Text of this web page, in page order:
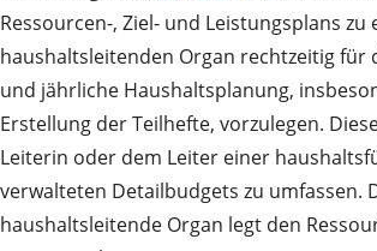
Ressourcen-, Ziel- und Leistungsplans
haushaltsleitenden Organ rechtzeitig für
und jährliche Haushaltsplanung,
Erstellung der Teilhefte, vorzulegen.
Leiterin oder dem Leiter einer
verwalteten Detailbudgets zu umfassen.
haushaltsleitende Organ legt den